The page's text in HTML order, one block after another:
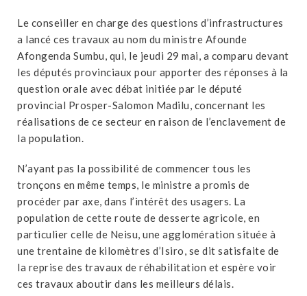
Le conseiller en charge des questions d’infrastructures
a lancé ces travaux au nom du ministre Afounde
Afongenda Sumbu, qui, le jeudi 29 mai, a comparu devant
les députés provinciaux pour apporter des réponses à la
question orale avec débat initiée par le député
provincial Prosper-Salomon Madilu, concernant les
réalisations de ce secteur en raison de l’enclavement de
la population.
N’ayant pas la possibilité de commencer tous les
tronçons en même temps, le ministre a promis de
procéder par axe, dans l’intérêt des usagers. La
population de cette route de desserte agricole, en
particulier celle de Neisu, une agglomération située à
une trentaine de kilomètres d’Isiro, se dit satisfaite de
la reprise des travaux de réhabilitation et espère voir
ces travaux aboutir dans les meilleurs délais.